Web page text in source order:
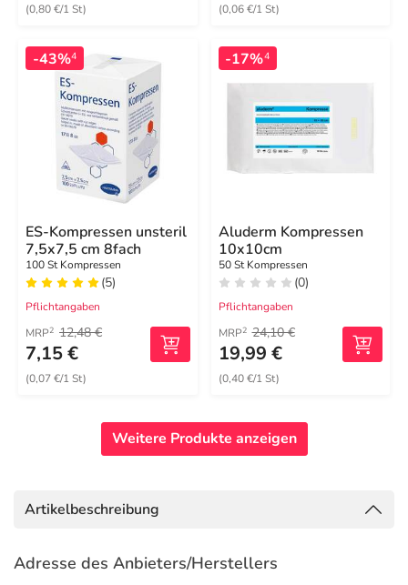
(0,80 €/1 St) (0,06 €/1 St)
-43%4
ES-Kompressen unsteril
7,5x7,5 cm 8fach
100 St Kompressen
(5)
Pflichtangaben
MRP2 12,48 €
7,15 €
(0,07 €/1 St)
-17%4
Aluderm Kompressen
10x10cm
50 St Kompressen
(0)
Pflichtangaben
MRP2 24,10 €
19,99 €
(0,40 €/1 St)
Weitere Produkte anzeigen
Artikelbeschreibung
Adresse des Anbieters/Herstellers